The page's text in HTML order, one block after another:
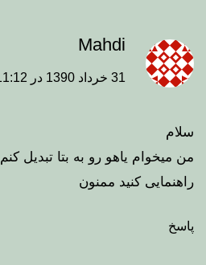
Mahdi
31 خرداد 1390 در 11:12
سلام
من میخوام یاهو رو به بتا تبدیل کنم
راهنمایی کنید ممنون
پاسخ